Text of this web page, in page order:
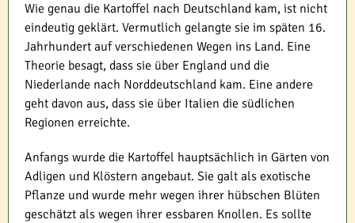
Wie genau die Kartoffel nach Deutschland kam, ist nicht
eindeutig geklärt. Vermutlich gelangte sie im späten 16.
Jahrhundert auf verschiedenen Wegen ins Land. Eine
Theorie besagt, dass sie über England und die
Niederlande nach Norddeutschland kam. Eine andere
geht davon aus, dass sie über Italien die südlichen
Regionen erreichte.
Anfangs wurde die Kartoffel hauptsächlich in Gärten von
Adligen und Klöstern angebaut. Sie galt als exotische
Pflanze und wurde mehr wegen ihrer hübschen Blüten
geschätzt als wegen ihrer essbaren Knollen. Es sollte